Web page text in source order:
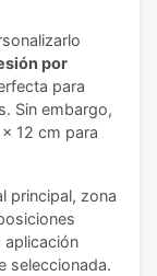
por
para
Sin embargo,
12 cm para
principal, zona
aplicación
seleccionada.